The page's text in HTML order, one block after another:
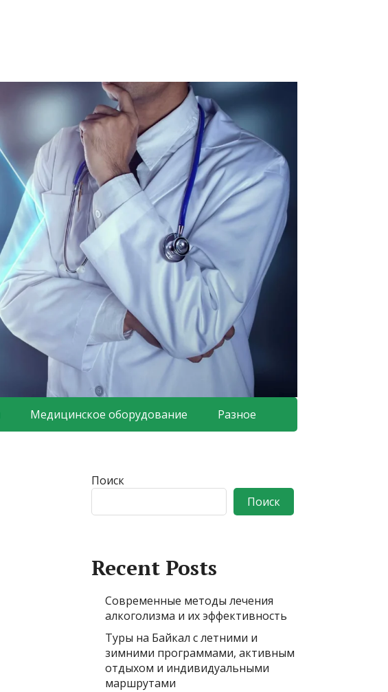
Медицинское оборудование Разное
Поиск
Поиск
Recent Posts
Современные методы лечения
алкоголизма и их эффективность
Туры на Байкал с летними и
зимними программами, активным
отдыхом и индивидуальными
маршрутами